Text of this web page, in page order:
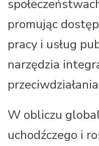
promując
pracy i usług
narzędzia
W obliczu
uchodźczego i